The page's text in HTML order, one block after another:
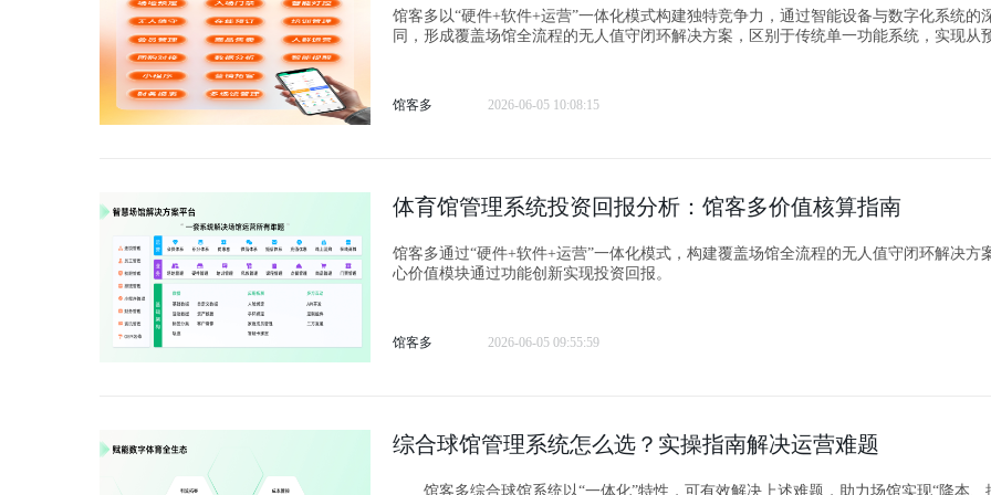
馆客多以“硬件+软件+运营”一体化模式构建独特竞争力，通过智能设备与数字化系统的
同，形成覆盖场馆全流程的无人值守闭环解决方案，区别于传统单一功能系统，实现从
馆客多 2026-06-05 10:08:15
体育馆管理系统投资回报分析：馆客多价值核算指南
馆客多通过“硬件+软件+运营”一体化模式，构建覆盖场馆全流程的无人值守闭环解决方
心价值模块通过功能创新实现投资回报。
馆客多 2026-06-05 09:55:59
综合球馆管理系统怎么选？实操指南解决运营难题
馆客多综合球馆系统以“一体化”特性，可有效解决上述难题，助力场馆实现“降本、